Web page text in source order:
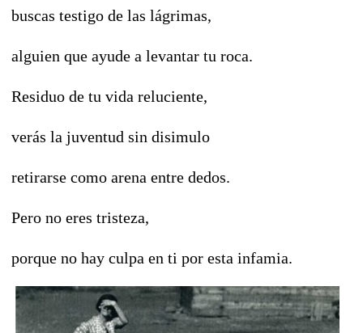
buscas testigo de las lágrimas,
alguien que ayude a levantar tu roca.
Residuo de tu vida reluciente,
verás la juventud sin disimulo
retirarse como arena entre dedos.
Pero no eres tristeza,
porque no hay culpa en ti por esta infamia.